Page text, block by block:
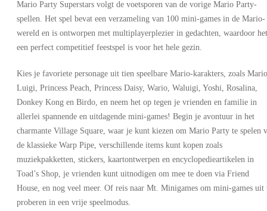
Mario Party Superstars volgt de voetsporen van de vorige Mario Party-
spellen. Het spel bevat een verzameling van 100 mini-games in de Mario-
wereld en is ontworpen met multiplayerplezier in gedachten, waardoor het
een perfect competitief feestspel is voor het hele gezin.
Kies je favoriete personage uit tien speelbare Mario-karakters, zoals
Luigi, Princess Peach, Princess Daisy, Wario, Waluigi, Yoshi, Rosalina,
Donkey Kong en Birdo, en neem het op tegen je vrienden en familie in
allerlei spannende en uitdagende mini-games! Begin je avontuur in het
charmante Village Square, waar je kunt kiezen om Mario Party te spelen
de klassieke Warp Pipe, verschillende items kunt kopen zoals
muziekpakketten, stickers, kaartontwerpen en encyclopedieartikelen in
Toad’s Shop, je vrienden kunt uitnodigen om mee te doen via Friend
House, en nog veel meer. Of reis naar Mt. Minigames om mini-games uit
proberen in een vrije speelmodus.